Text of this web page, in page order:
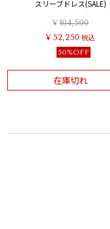
スリーブドレス(SALE)
¥104,500
¥ 52,250 税込
50%OFF
在庫切れ